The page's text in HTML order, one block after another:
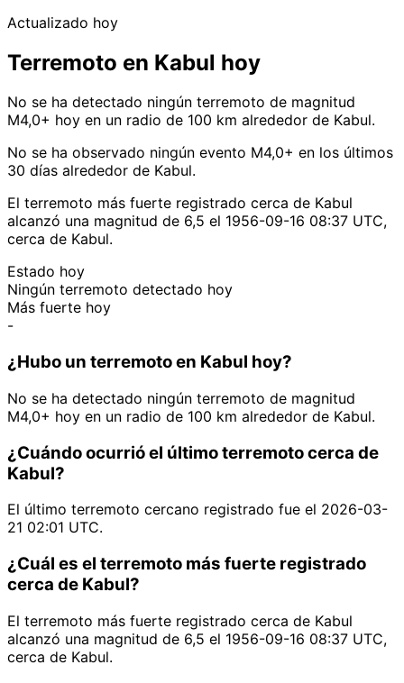
Actualizado hoy
Terremoto en Kabul hoy
No se ha detectado ningún terremoto de magnitud
M4,0+ hoy en un radio de 100 km alrededor de Kabul.
No se ha observado ningún evento M4,0+ en los últimos
30 días alrededor de Kabul.
El terremoto más fuerte registrado cerca de Kabul
alcanzó una magnitud de 6,5 el 1956-09-16 08:37 UTC,
cerca de Kabul.
Estado hoy
Ningún terremoto detectado hoy
Más fuerte hoy
-
¿Hubo un terremoto en Kabul hoy?
No se ha detectado ningún terremoto de magnitud
M4,0+ hoy en un radio de 100 km alrededor de Kabul.
¿Cuándo ocurrió el último terremoto cerca de
Kabul?
El último terremoto cercano registrado fue el 2026-03-
21 02:01 UTC.
¿Cuál es el terremoto más fuerte registrado
cerca de Kabul?
El terremoto más fuerte registrado cerca de Kabul
alcanzó una magnitud de 6,5 el 1956-09-16 08:37 UTC,
cerca de Kabul.